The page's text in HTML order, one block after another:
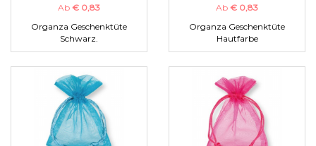
Ab € 0,83
Organza Geschenktüte
Schwarz.
Ab € 0,83
Organza Geschenktüte
Hautfarbe